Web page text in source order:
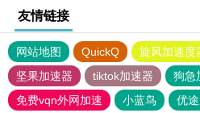
友情链接
网站地图 QuickQ 旋风加速度
坚果加速器
tiktok加速器
狗急
免费vqn外网加速
小蓝鸟 优